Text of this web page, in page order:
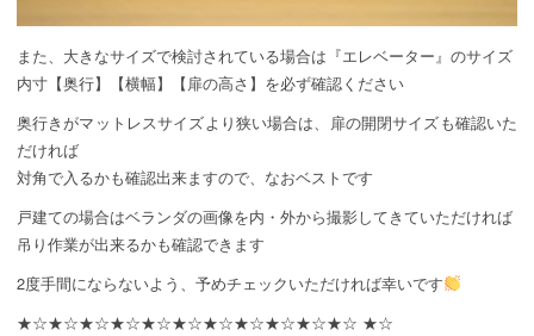
また、大きなサイズで検討されている場合は『エレベーター』のサイズ
内寸【奥行】【横幅】【扉の高さ】を必ず確認ください
奥行きがマットレスサイズより狭い場合は、扉の開閉サイズも確認いた
だければ
対角で入るかも確認出来ますので、なおベストです
戸建ての場合はベランダの画像を内・外から撮影してきていただければ
吊り作業が出来るかも確認できます
2度手間にならないよう、予めチェックいただければ幸いです
★☆★☆★☆★☆★☆★☆★☆★☆★☆★☆★☆ ★☆